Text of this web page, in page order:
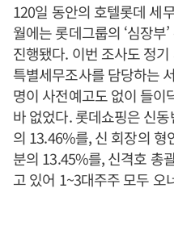
120일 동안의 호텔롯데 세
월에는 롯데그룹의 ‘심장부
진행됐다. 이번 조사도 정
특별세무조사를 담당하는
명이 사전예고도 없이 들이
바 없었다. 롯데쇼핑은 신
의 13.46%를, 신 회장의 형
분의 13.45%를, 신격호 총
고 있어 1~3대주주 모두 오